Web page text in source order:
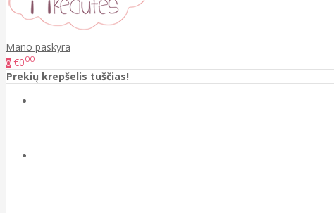
Mano paskyra
0 €000
Prekių krepšelis tuščias!